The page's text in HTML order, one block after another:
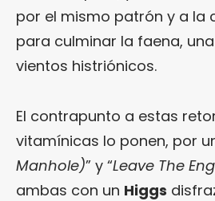
por el mismo patrón y a la
para culminar la faena,
vientos histriónicos.
El contrapunto a estas
vitamínicas lo ponen, por
Manhole)” y “Leave The
ambas con un Higgs